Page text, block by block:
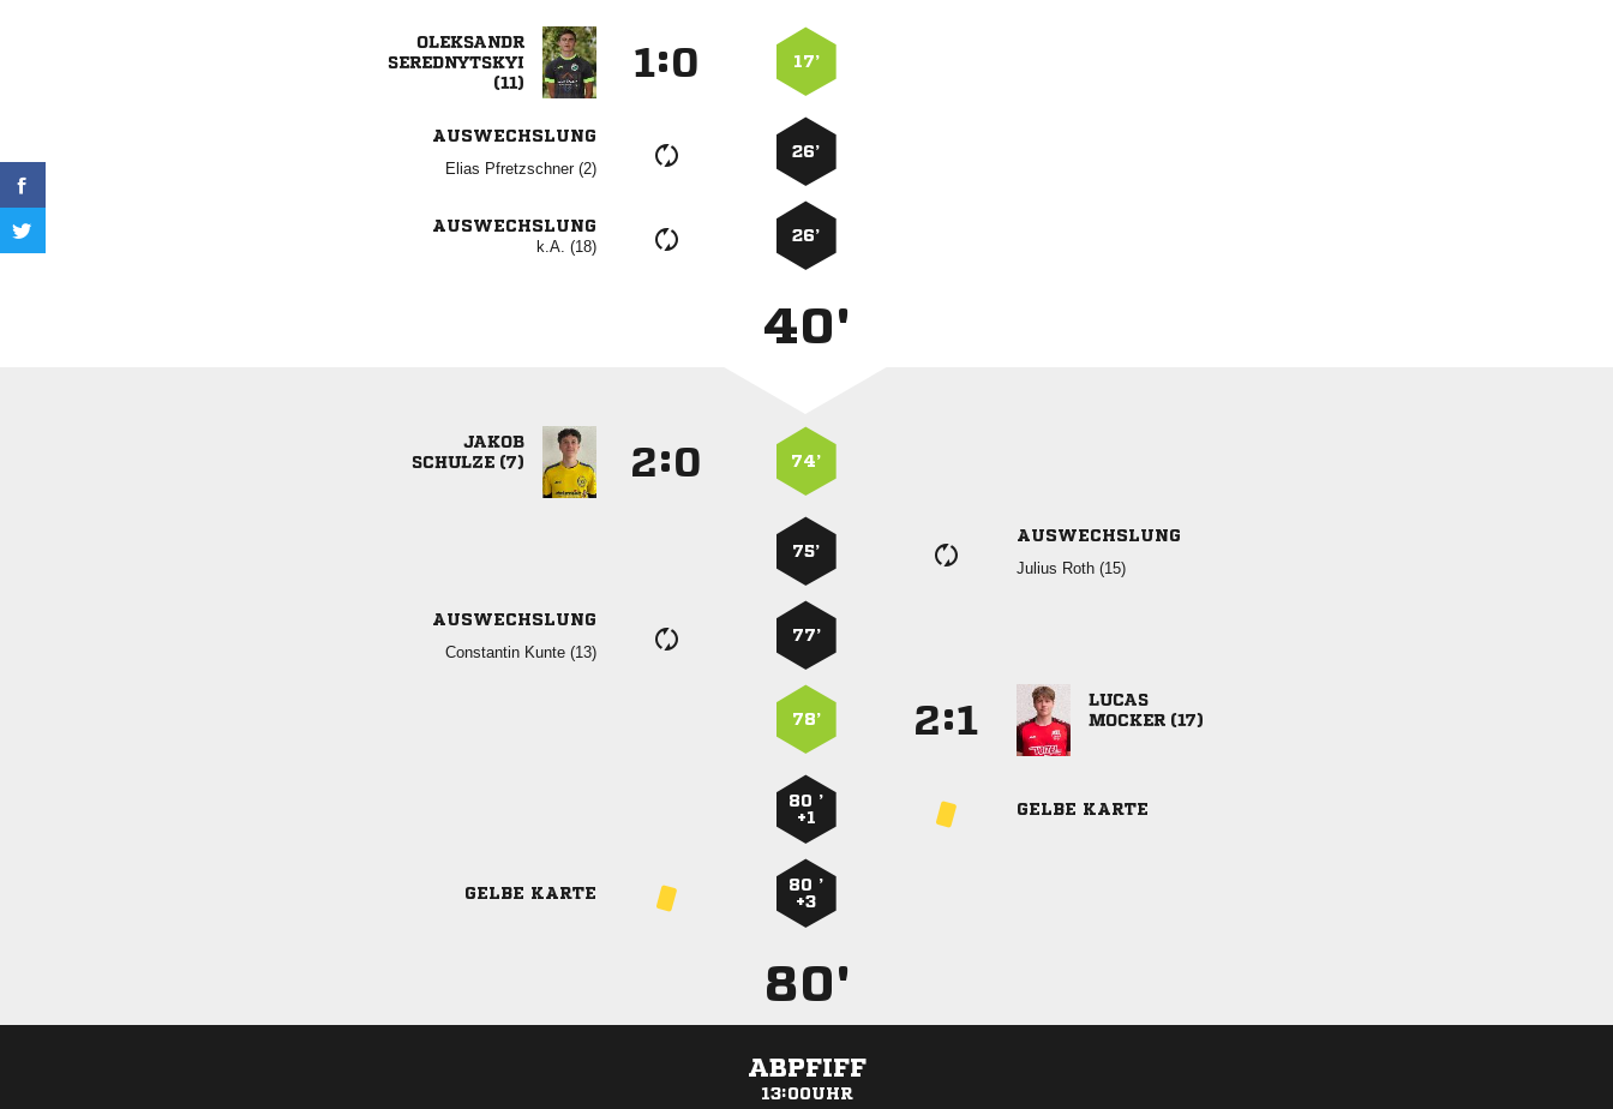



: 17’
AUSWECHSLUNG
  
26’
AUSWECHSLUNG
k.A. (18)
26’
40'

 
: 74’
75’
AUSWECHSLUNG
  
AUSWECHSLUNG
  
77’
78’ :

 
80 ’
+1
GELBE KARTE
GELBE KARTE
80 ’
+3
80'
ABPFIFF
13:00UHR